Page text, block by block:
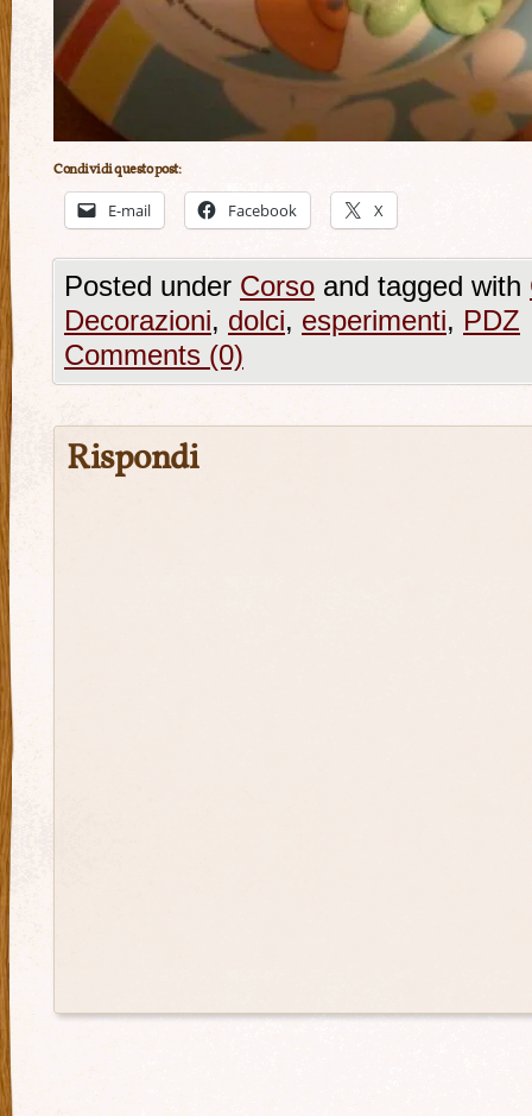
Condividi questo post:
E-mail Facebook X
Posted under Corso and tagged with
Decorazioni, dolci, esperimenti, PDZ
Comments (0)
Rispondi